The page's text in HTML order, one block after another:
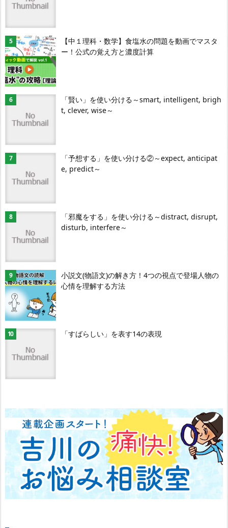
【中１理科・数学】食塩水の問題を動画でマスタ
ー！公式の覚え方と濃度計算
「賢い」を使い分ける～smart, intelligent, brigh
t, clever, wise～
「予想する」を使い分ける②～expect, anticipat
e, predict～
「邪魔をする」を使い分ける～distract, disrupt,
disturb, interfere～
小説文(物語文)の解き方！4つの視点で登場人物の
心情を理解する方法
「すばらしい」を表す14の表現